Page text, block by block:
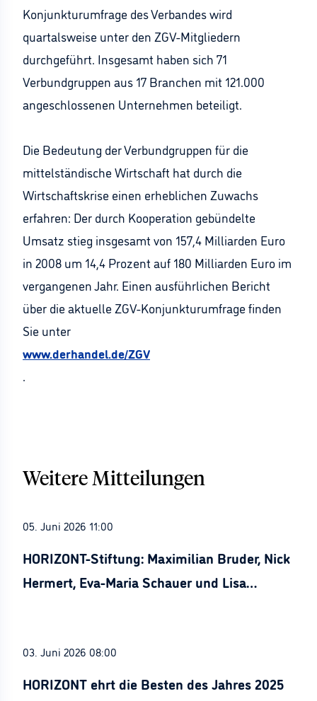
Konjunkturumfrage des Verbandes wird
quartalsweise unter den ZGV-Mitgliedern
durchgeführt. Insgesamt haben sich 71
Verbundgruppen aus 17 Branchen mit 121.000
angeschlossenen Unternehmen beteiligt.
Die Bedeutung der Verbundgruppen für die
mittelständische Wirtschaft hat durch die
Wirtschaftskrise einen erheblichen Zuwachs
erfahren: Der durch Kooperation gebündelte
Umsatz stieg insgesamt von 157,4 Milliarden Euro
in 2008 um 14,4 Prozent auf 180 Milliarden Euro im
vergangenen Jahr. Einen ausführlichen Bericht
über die aktuelle ZGV-Konjunkturumfrage finden
Sie unter
www.derhandel.de/ZGV
.
Weitere Mitteilungen
05. Juni 2026 11:00
HORIZONT-Stiftung: Maximilian Bruder, Nick
Hermert, Eva-Maria Schauer und Lisa
03. Juni 2026 08:00
HORIZONT ehrt die Besten des Jahres 2025